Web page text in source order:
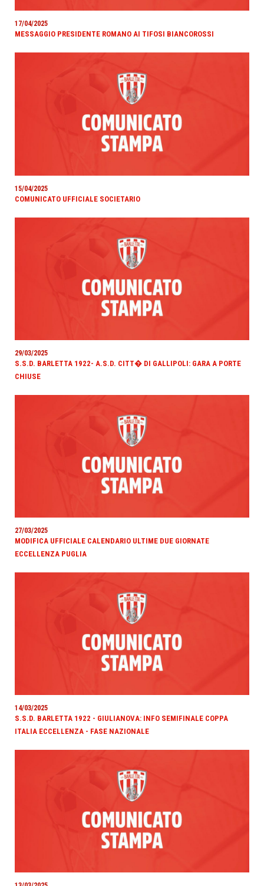
17/04/2025
MESSAGGIO PRESIDENTE ROMANO AI TIFOSI BIANCOROSSI
15/04/2025
COMUNICATO UFFICIALE SOCIETARIO
29/03/2025
S.S.D. BARLETTA 1922- A.S.D. CITT� DI GALLIPOLI: GARA A PORTE
CHIUSE
27/03/2025
MODIFICA UFFICIALE CALENDARIO ULTIME DUE GIORNATE
ECCELLENZA PUGLIA
14/03/2025
S.S.D. BARLETTA 1922 - GIULIANOVA: INFO SEMIFINALE COPPA
ITALIA ECCELLENZA - FASE NAZIONALE